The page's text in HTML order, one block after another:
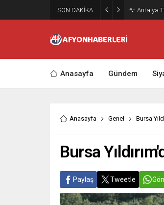
SON DAKİKA Antalya
Anasayfa Gündem
Anasayfa Genel Bursa
Bursa
Paylaş Tweetle